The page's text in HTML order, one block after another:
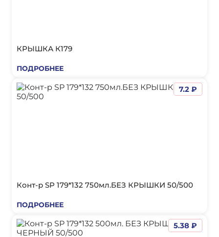
КРЫШКА К179
ПОДРОБНЕЕ
Конт-р SP 179*132 750мл.БЕЗ КРЫШКИ 50/500
ПОДРОБНЕЕ
7.2 ₽
5.38 ₽